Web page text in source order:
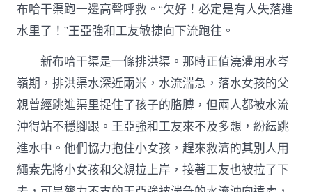
布哈干渠跑一邊高聲呼救。“欠好！必定是有人失落進
水里了！”王亞強和工友敏捷向下流跑往。
新布哈干渠是一條排洪渠。那時正值澆灌用水岑
嶺期，排洪渠水深近兩米，水流湍急，落水女孩的父
親曾經跳進渠里捉住了孩子的胳膊，但兩人都被水流
沖得站不穩腳跟。王亞強和工友來不及多想，紛紜跳
進水中。他們協力抱住小女孩，趕來救濟的其別人用
繩索先將小女孩和父親拉上岸，接著工友也被拉了下